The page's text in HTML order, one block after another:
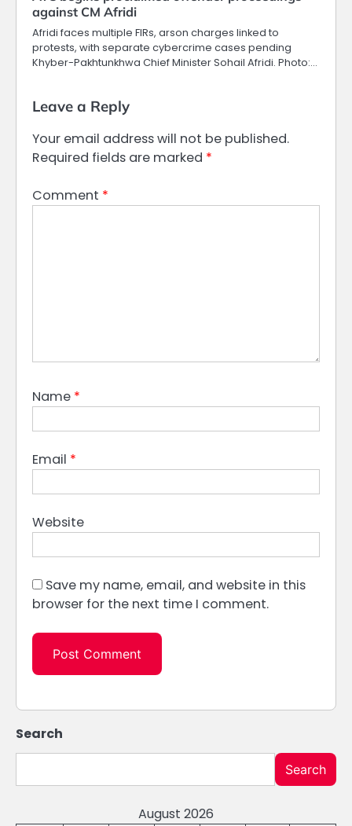
against CM Afridi
Afridi faces multiple FIRs, arson charges linked to
protests, with separate cybercrime cases pending
Khyber-Pakhtunkhwa Chief Minister Sohail Afridi. Photo:…
Leave a Reply
Your email address will not be published.
Required fields are marked *
Comment *
Name *
Email *
Website
Save my name, email, and website in this
browser for the next time I comment.
Search
Search
August 2026